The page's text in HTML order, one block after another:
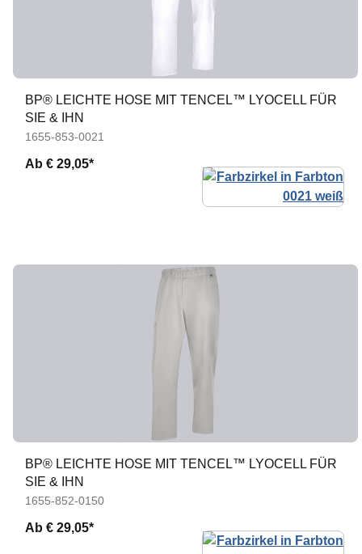
BP® LEICHTE HOSE MIT TENCEL™ LYOCELL FÜR
SIE & IHN
1655-853-0021
Ab € 29,05*
BP® LEICHTE HOSE MIT TENCEL™ LYOCELL FÜR
SIE & IHN
1655-852-0150
Ab € 29,05*